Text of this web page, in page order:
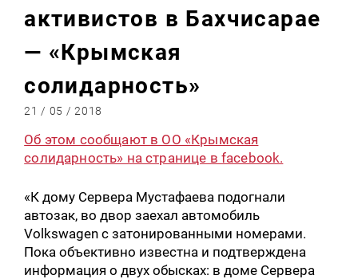
активистов в Бахчисарае
— «Крымская
солидарность»
21 / 05 / 2018
Об этом сообщают в ОО «Крымская
солидарность» на странице в facebook.
«К дому Сервера Мустафаева подогнали
автозак, во двор заехал автомобиль
Volkswagen c затонированными номерами.
Пока объективно известна и подтверждена
информация о двух обысках: в доме Сервера